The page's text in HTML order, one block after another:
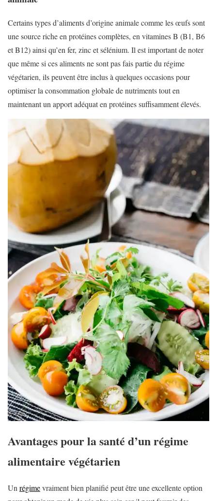
Certains types d’aliments d’origine animale comme les œufs sont
une source riche en protéines complètes, en vitamines B (B1, B6
et B12) ainsi qu’en fer, zinc et sélénium. Il est important de noter
que même si ces aliments ne sont pas fais partie du régime
végétarien, ils peuvent être inclus à quelques occasions pour
optimiser la consommation globale de nutriments tout en
maintenant un apport adéquat en protéines suffisamment élevés.
Avantages pour la santé d’un régime
alimentaire végétarien
Un régimevraiment bien planifié peut être une excellente option